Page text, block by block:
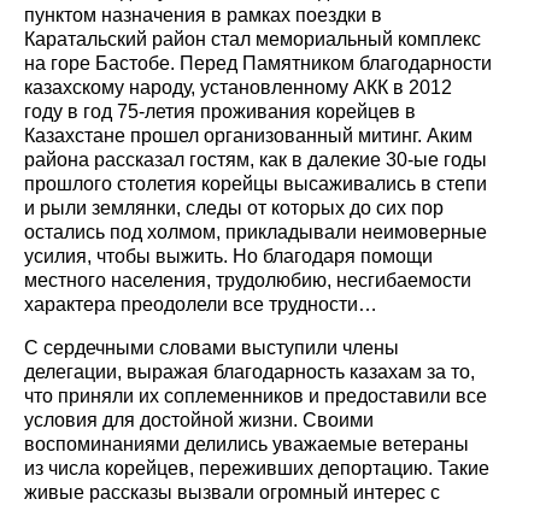
пунктом назначения в рамках поездки в
Каратальский район стал мемориальный комплекс
на горе Бастобе. Перед Памятником благодарности
казахскому народу, установленному АКК в 2012
году в год 75-летия проживания корейцев в
Казахстане прошел организованный митинг. Аким
района рассказал гостям, как в далекие 30-ые годы
прошлого столетия корейцы высаживались в степи
и рыли землянки, следы от которых до сих пор
остались под холмом, прикладывали неимоверные
усилия, чтобы выжить. Но благодаря помощи
местного населения, трудолюбию, несгибаемости
характера преодолели все трудности…
С сердечными словами выступили члены
делегации, выражая благодарность казахам за то,
что приняли их соплеменников и предоставили все
условия для достойной жизни. Своими
воспоминаниями делились уважаемые ветераны
из числа корейцев, переживших депортацию. Такие
живые рассказы вызвали огромный интерес с